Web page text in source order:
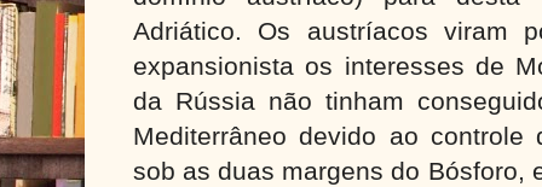
Adriático. Os austríacos viram
expansionista os interesses de
da Rússia não tinham
Mediterrâneo devido ao controle
sob as duas margens do Bósforo,